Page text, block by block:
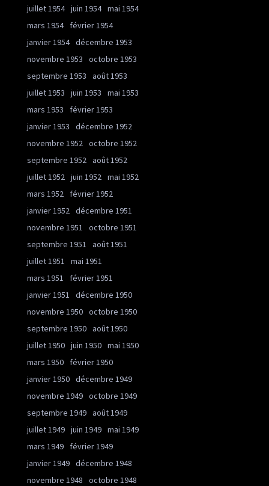
juillet 1954 juin 1954 mai 1954
mars 1954
février 1954
janvier 1954 décembre 1953
novembre 1953
octobre 1953
septembre 1953
août 1953
juillet 1953
juin 1953
mai 1953
mars 1953
février 1953
janvier 1953
décembre 1952
novembre 1952 octobre 1952
septembre 1952 août 1952
juillet 1952 juin 1952 mai 1952
mars 1952
février 1952
janvier 1952 décembre 1951
novembre 1951
octobre 1951
septembre 1951
août 1951
juillet 1951
mai 1951
mars 1951
février 1951
janvier 1951
décembre 1950
novembre 1950 octobre 1950
septembre 1950 août 1950
juillet 1950 juin 1950 mai 1950
mars 1950
février 1950
janvier 1950 décembre 1949
novembre 1949 octobre 1949
septembre 1949 août 1949
juillet 1949 juin 1949 mai 1949
mars 1949
février 1949
janvier 1949 décembre 1948
novembre 1948
octobre 1948